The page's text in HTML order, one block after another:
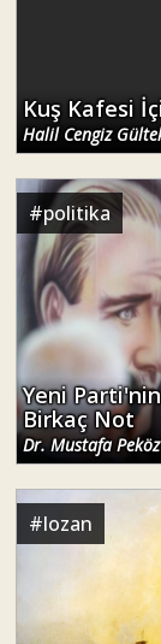
Kuş Kafesi
Halil Cengiz
#politika
Yeni
Birkaç Not
Dr. Mustafa Peköz
#lozan